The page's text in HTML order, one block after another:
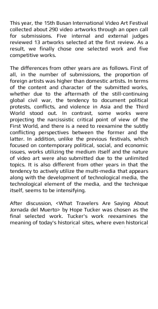
​​​This year, the 15th Busan International Video Art Festival
collected about 290 video artworks through an open call
for submissions. Five internal and external judges
reviewed 13 artworks selected at the first review. As a
result, we finally chose one selected work and five
competitive works.
The differences from other years are as follows. First of
all, in the number of submissions, the proportion of
foreign artists was higher than domestic artists. In terms
of the content and character of the submitted works,
whether due to the aftermath of the still-continuing
global civil war, the tendency to document political
protests, conflicts, and violence in Asia and the Third
World stood out. In contrast, some works were
projecting the narcissistic critical point of view of the
First World, and there is a need to reexamine the subtly
conflicting perspectives between the former and the
latter. In addition, unlike the previous festivals, which
focused on contemporary political, social, and economic
issues, works utilizing the medium itself and the nature
of video art were also submitted due to the unlimited
topics. It is also different from other years in that the
tendency to actively utilize the multi-media that appears
along with the development of technological media, the
technological element of the media, and the technique
itself, seems to be intensifying.
After discussion, <What Travelers Are Saying About
Jornada del Muerto> by Hope Tucker was chosen as the
final selected work. Tucker's work reexamines the
meaning of today's historical sites, where even historical
memories are converted into tourism products and